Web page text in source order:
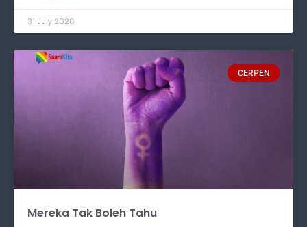
31 July 2026
CERPEN
Mereka Tak Boleh Tahu